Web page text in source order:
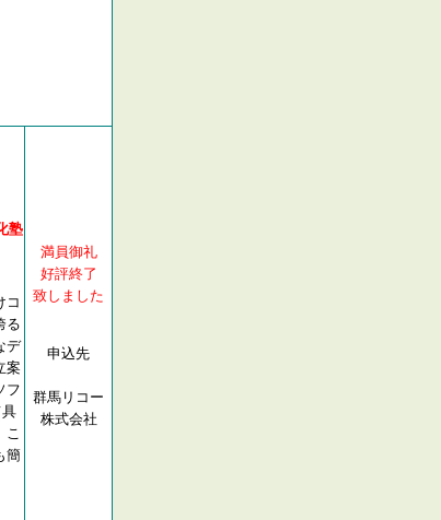
塾
コ
る
デ
案
フ
こ
簡
満員御礼
好評終了
致しました
申込先
群馬リコー
株式会社